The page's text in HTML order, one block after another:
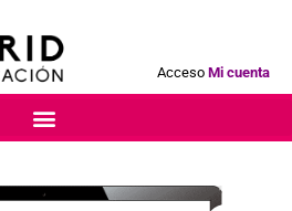
Acceso Mi cuenta